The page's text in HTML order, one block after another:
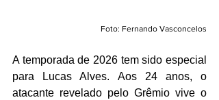
Foto: Fernando Vasconcelos
A temporada de 2026 tem sido especial
para Lucas Alves. Aos 24 anos, o
atacante revelado pelo Grêmio vive o